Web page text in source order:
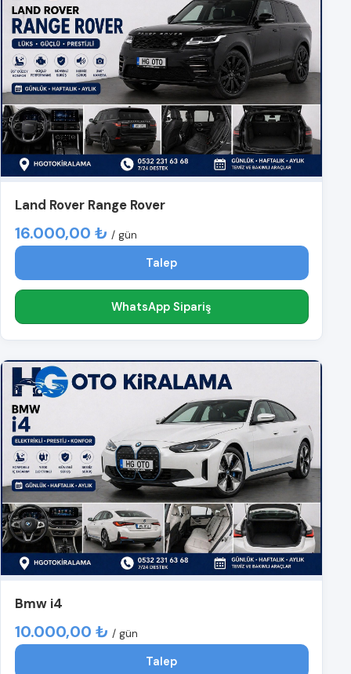
Land Rover Range Rover
16.000,00 ₺ / gün
Talep
WhatsApp Sipariş
Bmw i4
10.000,00 ₺ / gün
Talep